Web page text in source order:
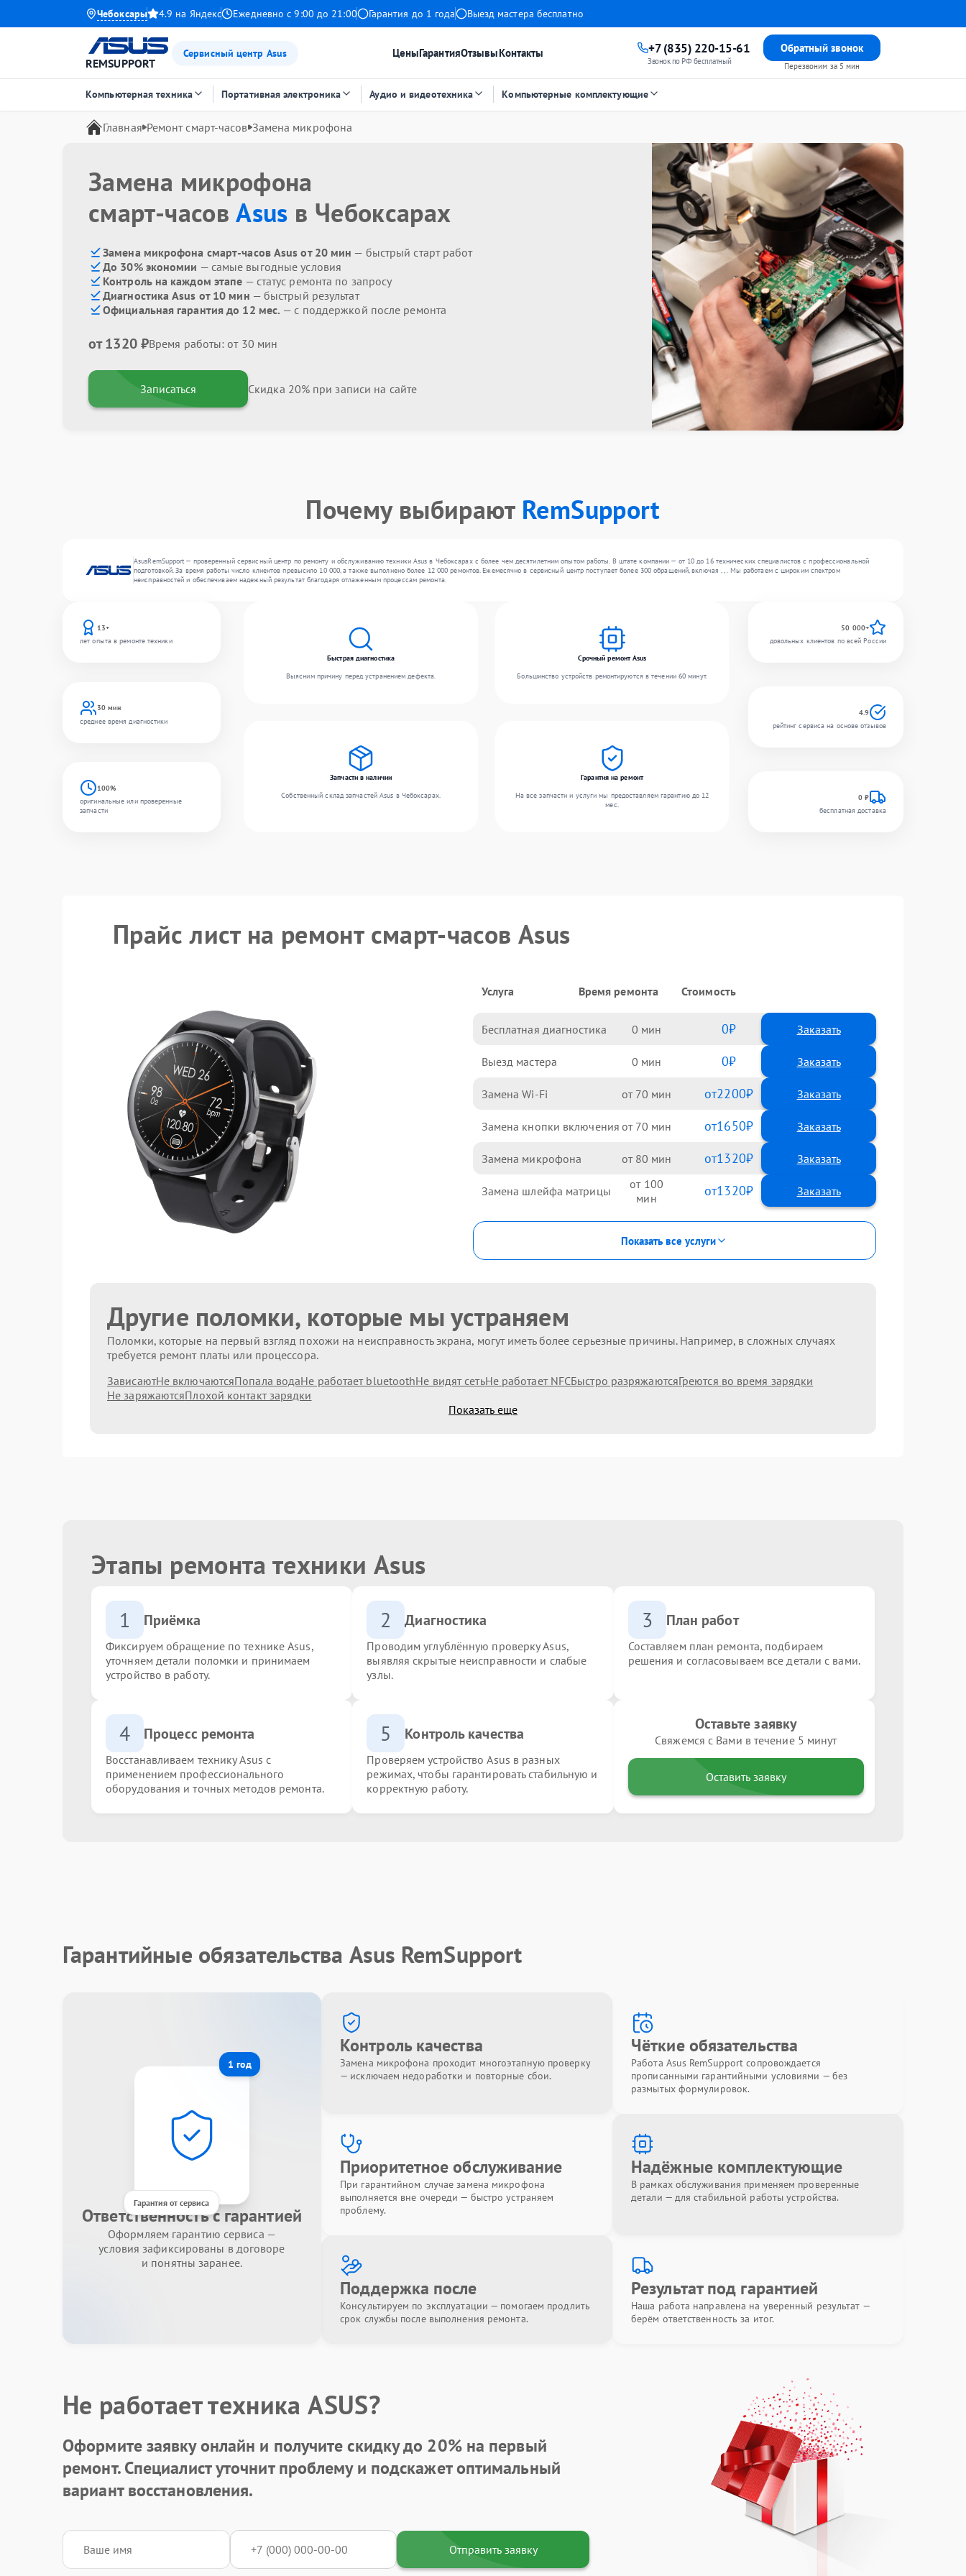
Чебоксары 4.9 на Яндекс Ежедневно с 9:00 до 21:00 Гарантия до 1 года Выезд мастера бесплатно
REMSUPPORT
Сервисный центр Asus ЦеныГарантияОтзывыКонтакты +7 (835) 220-15-61
Звонок по РФ бесплатный
Обратный звонок
Перезвоним за 5 мин
Компьютерная техника Портативная электроника Аудио и видеотехника Компьютерные комплектующие
Главная Ремонт смарт-часов Замена микрофона
Замена микрофона
смарт-часовAsus в Чебоксарах
Замена микрофона смарт-часов Asus от 20 мин — быстрый старт работ
До 30% экономии — самые выгодные условия
Контроль на каждом этапе — статус ремонта по запросу
Диагностика Asus от 10 мин — быстрый результат
Официальная гарантия до 12 мес. — с поддержкой после ремонта
от 1320 ₽Время работы: от 30 мин
Записаться Скидка 20% при записи на сайте
Почему выбирают RemSupport
AsusRemSupport — проверенный сервисный центр по ремонту и обслуживанию техники Asus в Чебоксарах с более чем десятилетним опытом работы. В штате компании — от 10 до 16 технических специалистов с профессиональной
подготовкой. За время работы число клиентов превысило 10 000, а также выполнено более 12 000 ремонтов. Ежемесячно в сервисный центр поступает более 300 обращений, включая , , . Мы работаем с широким спектром
неисправностей и обеспечиваем надежный результат благодаря отлаженным процессам ремонта.
13+
лет опыта в ремонте техники
30 мин
среднее время диагностики
100%
оригинальные или проверенные
запчасти
Быстрая диагностика
Выясним причину перед устранением дефекта.
Срочный ремонт Asus
Большинство устройств ремонтируются в течении 60 минут.
Запчасти в наличии
Собственный склад запчастей Asus в Чебоксарах.
Гарантия на ремонт
На все запчасти и услуги мы предоставляем гарантию до 12
мес.
50 000+
довольных клиентов по всей России
4.9
рейтинг сервиса на основе отзывов
0 ₽
бесплатная доставка
Прайс лист на ремонт смарт-часов Asus
Услуга Время ремонта Стоимость
Бесплатная диагностика 0 0 Заказать
Выезд мастера 0 0 Заказать
Замена Wi-Fi 70 2200
Замена кнопки включения 70 1650
Замена микрофона 80 1320
Замена шлейфа матрицы 100 1320
Показать все услуги
Другие поломки, которые мы устраняем
Поломки, которые на первый взгляд похожи на неисправность экрана, могут иметь более серьезные причины. Например, в сложных случаях
требуется ремонт платы или процессора.
ЗависаютНе включаютсяПопала водаНе работает bluetoothНе видят сетьНе работает NFCБыстро разряжаютсяГреются во время зарядки
Не заряжаютсяПлохой контакт зарядки
Показать еще
Этапы ремонта техники Asus
1 Приёмка
Фиксируем обращение по технике Asus,
уточняем детали поломки и принимаем
устройство в работу.
2 Диагностика
Проводим углублённую проверку Asus,
выявляя скрытые неисправности и слабые
узлы.
3 План работ
Составляем план ремонта, подбираем
решения и согласовываем все детали с вами.
4 Процесс ремонта
Восстанавливаем технику Asus с
применением профессионального
оборудования и точных методов ремонта.
5 Контроль качества
Проверяем устройство Asus в разных
режимах, чтобы гарантировать стабильную и
корректную работу.
Оставьте заявку
Свяжемся с Вами в течение 5 минут
Оставить заявку
Гарантийные обязательства Asus RemSupport
1 год
Гарантия от сервиса
Ответственность с гарантией
Оформляем гарантию сервиса —
условия зафиксированы в договоре
и понятны заранее.
Контроль качества
Замена микрофона проходит многоэтапную проверку
— исключаем недоработки и повторные сбои.
Чёткие обязательства
Работа Asus RemSupport сопровождается
прописанными гарантийными условиями — без
размытых формулировок.
Приоритетное обслуживание
При гарантийном случае замена микрофона
выполняется вне очереди — быстро устраняем
проблему.
Надёжные комплектующие
В рамках обслуживания применяем проверенные
детали — для стабильной работы устройства.
Поддержка после
Консультируем по эксплуатации — помогаем продлить
срок службы после выполнения ремонта.
Результат под гарантией
Наша работа направлена на уверенный результат —
берём ответственность за итог.
Не работает техника ASUS?
Оформите заявку онлайн и получитескидку до 20%на первый
ремонт. Специалист уточнит проблему и подскажет оптимальный
вариант восстановления.
Отправить заявку